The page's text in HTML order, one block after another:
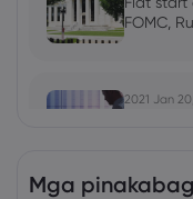
FOMC,
2021 Jan
Mga